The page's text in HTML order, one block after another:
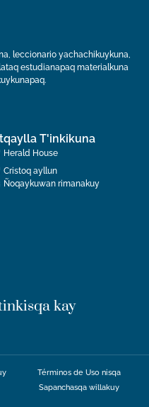
leccionario yachachikuykuna,
estudianapaq materialkuna
T'inkikuna
Herald House
Cristoq ayllun
Ñoqaykuwan rimanakuy
kay
Términos de Uso nisqa
Sapanchasqa willakuy